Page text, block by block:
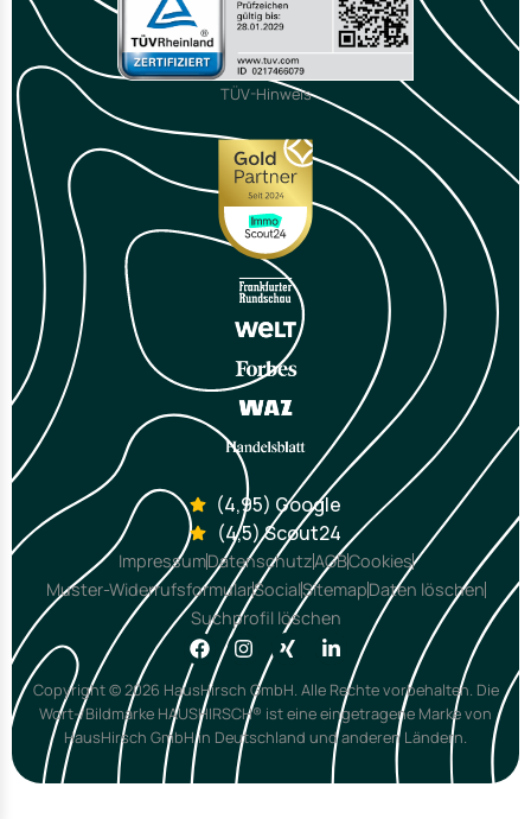
TÜV-Hinweis
(4,95) Google
(4,5) Scout24
ImpressumDatenschutzAGBCookies
Muster-WiderrufsformularSocialSitemapDaten löschen
Suchprofil löschen
Copyright © 2026 HausHirsch GmbH. Alle Rechte vorbehalten. Die
Wort-/Bildmarke HAUSHIRSCH® ist eine eingetragene Marke von
HausHirsch GmbH in Deutschland und anderen Ländern.